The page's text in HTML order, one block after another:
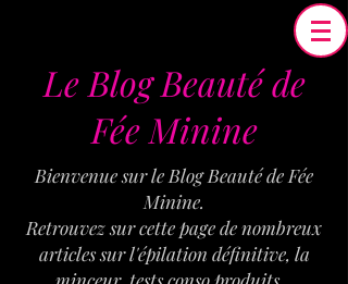
Le Blog Beauté de
Fée Minine
Bienvenue sur le Blog Beauté de Fée
Minine.
Retrouvez sur cette page de nombreux
articles sur l'épilation définitive, la